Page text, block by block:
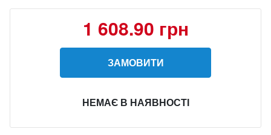
1 608.90 грн
ЗАМОВИТИ
НЕМАЄ В НАЯВНОСТІ